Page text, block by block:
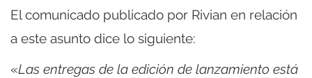
El comunicado publicado por Rivian en relación
a este asunto dice lo siguiente:
«Las entregas de la edición de lanzamiento está